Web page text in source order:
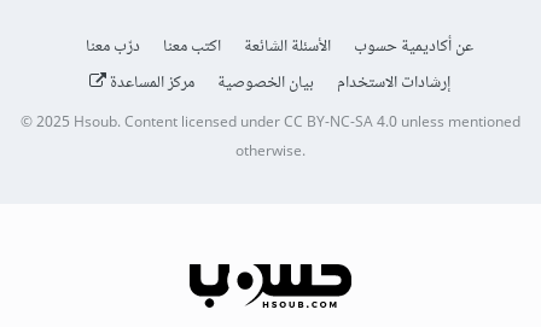
عن أكاديمية حسوب الأسئلة الشائعة اكتب معنا
درّب معنا
إرشادات الاستخدام
بيان الخصوصية مركز المساعدة
© 2025Hsoub.Content licensed underCC BY-NC-SA 4.0unless mentioned
otherwise.